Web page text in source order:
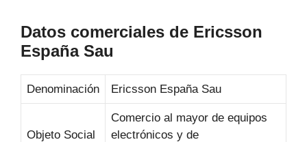
Datos comerciales de Ericsson
España Sau
Denominación Ericsson España Sau
Objeto Social
Comercio al mayor de equipos
electrónicos y de